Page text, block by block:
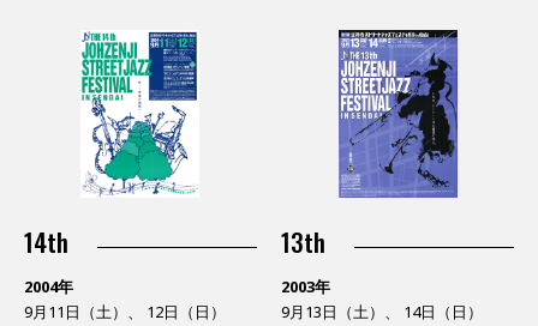
14th
2004年
9月11日（土）、 12日（日）
13th
2003年
9月13日（土）、 14日（日）